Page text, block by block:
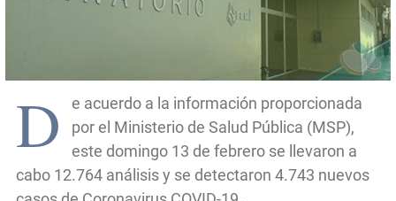
D
e acuerdo a la información proporcionada
por el Ministerio de Salud Pública (MSP),
este domingo 13 de febrero se llevaron a
cabo 12.764 análisis y se detectaron 4.743 nuevos